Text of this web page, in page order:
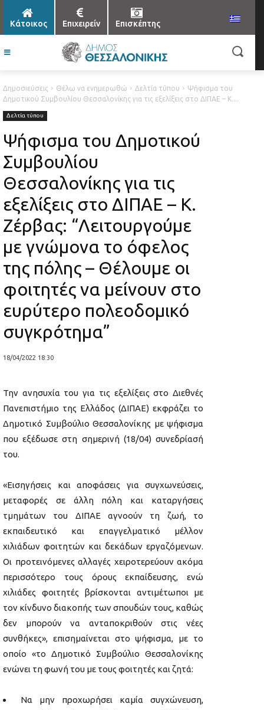
Κάτοικος Επιχειρείν Επισκέπτης
Δημοσιεύσεις Θέλω να ενημερωθώ Δελτία τύπου
Ψήφισμα του
Δημοτικού Συμβουλίου Θεσσαλονίκης για τις εξελίξεις στο ΔΙΠΑΕ – Κ....
Δελτία τύπου
Ψήφισμα του Δημοτικού
Συμβουλίου
Θεσσαλονίκης για τις
εξελίξεις στο ΔΙΠΑΕ – Κ.
Ζέρβας: “Λειτουργούμε
με γνώμονα το όφελος
της πόλης – Θέλουμε οι
φοιτητές να μείνουν στο
ευρύτερο πολεοδομικό
συγκρότημα”
18/04/2022 18:30
Την ανησυχία του για τις εξελίξεις στο Διεθνές
Πανεπιστήμιο της Ελλάδος (ΔΙΠΑΕ) εκφράζει το
Δημοτικό Συμβούλιο Θεσσαλονίκης με ψήφισμα
που εξέδωσε στη σημερινή (18/04) συνεδρίασή
του.
«Εισηγήσεις και αποφάσεις για συγχωνεύσεις,
μεταφορές σε άλλη πόλη και καταργήσεις
τμημάτων του ΔΙΠΑΕ αγνοούν τη ζωή, το
εκπαιδευτικό και επαγγελματικό μέλλον
χιλιάδων φοιτητών και δεκάδων εργαζόμενων.
Οι προτεινόμενες αλλαγές χειροτερεύουν ακόμα
περισσότερο τους όρους εκπαίδευσης, ενώ
χιλιάδες φοιτητές βρίσκονται αντιμέτωποι με
τον κίνδυνο διακοπής των σπουδών τους, καθώς
δεν μπορούν να ανταποκριθούν στις νέες
συνθήκες», επισημαίνεται στο ψήφισμα, με το
οποίο «το Δημοτικό Συμβούλιο Θεσσαλονίκης
ενώνει τη φωνή του με τους φοιτητές και ζητά:
Να μην προχωρήσει καμία συγχώνευση,